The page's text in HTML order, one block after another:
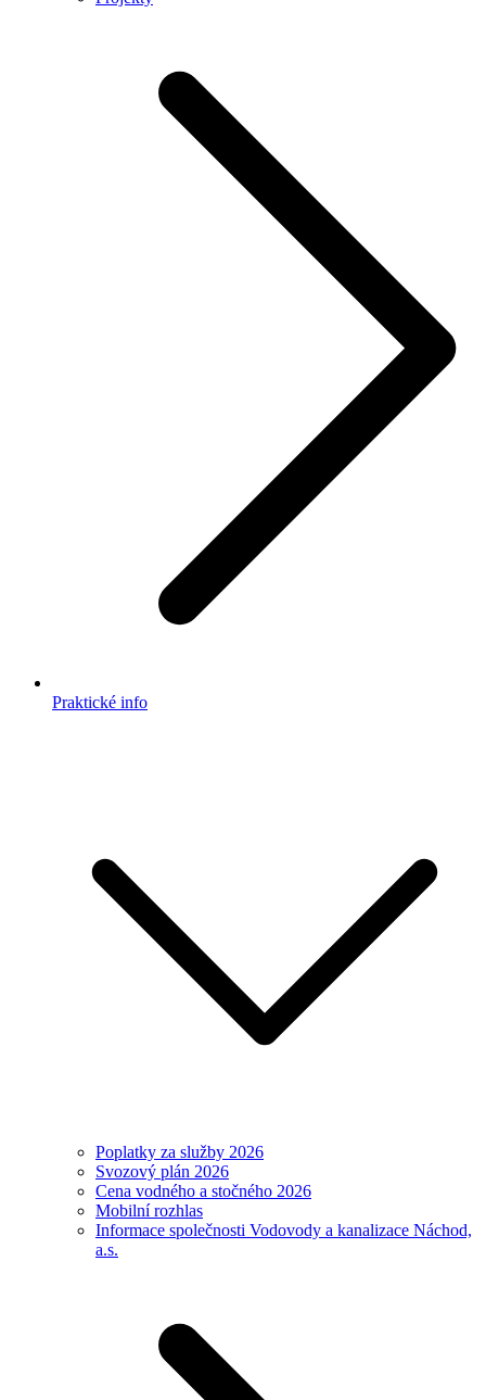
Praktické info
Poplatky za služby 2026
Svozový plán 2026
Cena vodného a stočného 2026
Mobilní rozhlas
Informace společnosti Vodovody a kanalizace Náchod,
a.s.